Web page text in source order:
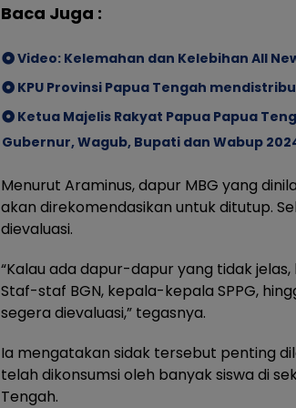
Baca Juga :
Video: Kelemahan dan Kelebihan All
KPU Provinsi Papua Tengah
Ketua Majelis Rakyat Papua Papua
Gubernur, Wagub, Bupati dan Wabup
Menurut Araminus, dapur MBG yang
akan direkomendasikan untuk ditutup.
dievaluasi.
“Kalau ada dapur-dapur yang tidak
Staf-staf BGN, kepala-kepala SPPG,
segera dievaluasi,” tegasnya.
Ia mengatakan sidak tersebut penting
telah dikonsumsi oleh banyak siswa di
Tengah.